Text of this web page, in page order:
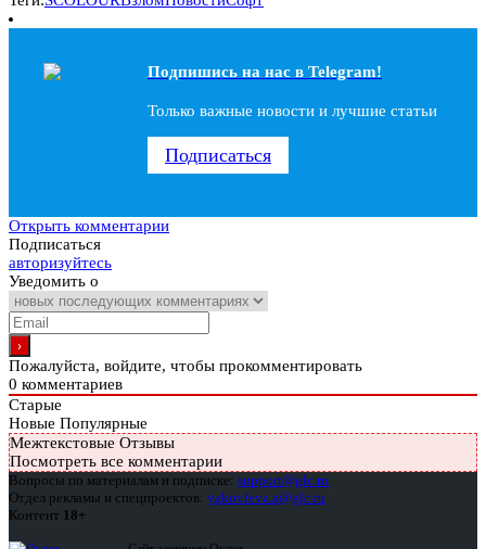
Подпишись на наc в Telegram!
Только важные новости и лучшие статьи
Подписаться
Открыть комментарии
Подписаться
авторизуйтесь
Уведомить о
Пожалуйста, войдите, чтобы прокомментировать
0 комментариев
Старые
Новые Популярные
Межтекстовые Отзывы
Посмотреть все комментарии
Вопросы по материалам и подписке: support@glc.ru
Отдел рекламы и спецпроектов: yakovleva.a@glc.ru
Контент 18+